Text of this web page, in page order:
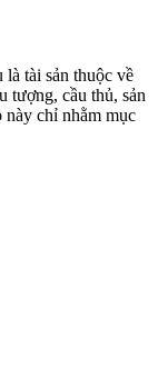
là tài sản thuộc về
tượng, cầu thủ, sản
chỉ nhằm mục